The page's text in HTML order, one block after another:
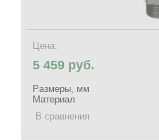
Цена:
5 459 руб.
Размеры, мм
Материал
В сравнения